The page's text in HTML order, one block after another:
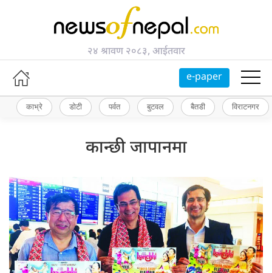
२४ श्रावण २०८३, आईतवार
e-paper
काभ्रे डोटी पर्वत बुटवल बैतडी विराटनगर
कान्छी जापानमा